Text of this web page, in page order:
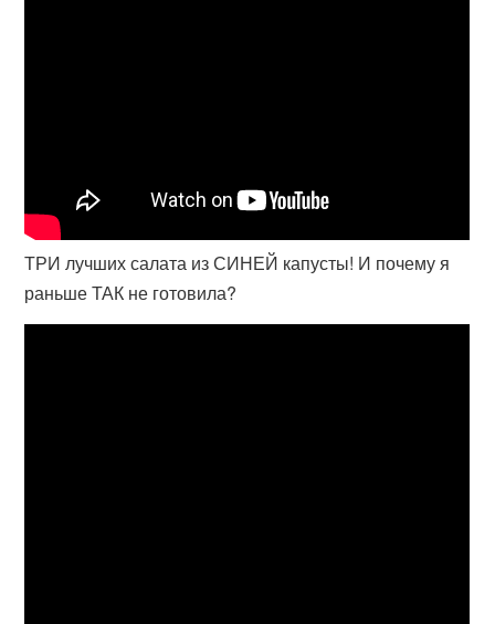
ТРИ лучших салата из СИНЕЙ капусты! И почему я
раньше ТАК не готовила?